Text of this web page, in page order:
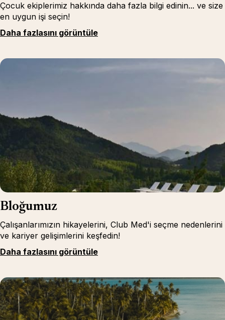
Çocuk ekiplerimiz hakkında daha fazla bilgi edinin... ve size
en uygun işi seçin!
Daha fazlasını görüntüle
Bloğumuz
Çalışanlarımızın hikayelerini, Club Med'i seçme nedenlerini
ve kariyer gelişimlerini keşfedin!
Daha fazlasını görüntüle